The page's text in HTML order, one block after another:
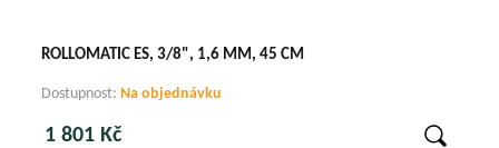
ROLLOMATIC ES, 3/8", 1,6 MM, 45 CM
Dostupnost: Na objednávku
1 801 Kč